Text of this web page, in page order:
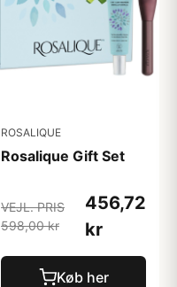
ROSALIQUE
Rosalique Gift Set
VEJL. PRIS
598,00 kr
456,72
kr
Køb her